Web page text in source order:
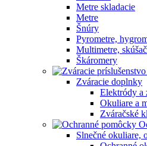
Metre skladacie
Metre
Šnúry
Pyrometre,
Multimetre,
Škáromery
Zváracie doplnky
Elektródy a
Okuliare a
Zváračské
Slnečné okuliare,